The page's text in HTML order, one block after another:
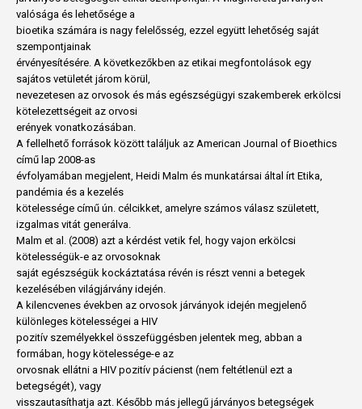
valósága és lehetősége a
bioetika számára is nagy felelősség, ezzel együtt lehetőség saját
szempontjainak
érvényesítésére. A következőkben az etikai megfontolások egy
sajátos vetületét járom körül,
nevezetesen az orvosok és más egészségügyi szakemberek erkölcsi
kötelezettségeit az orvosi
erények vonatkozásában.
A fellelhető források között találjuk az American Journal of Bioethics
című lap 2008-as
évfolyamában megjelent, Heidi Malm és munkatársai által írt Etika,
pandémia és a kezelés
kötelessége című ún. célcikket, amelyre számos válasz született,
izgalmas vitát generálva.
Malm et al. (2008) azt a kérdést vetik fel, hogy vajon erkölcsi
kötelességük-e az orvosoknak
saját egészségük kockáztatása révén is részt venni a betegek
kezelésében világjárvány idején.
A kilencvenes években az orvosok járványok idején megjelenő
különleges kötelességei a HIV
pozitív személyekkel összefüggésben jelentek meg, abban a
formában, hogy kötelessége-e az
orvosnak ellátni a HIV pozitív pácienst (nem feltétlenül ezt a
betegségét), vagy
visszautasíthatja azt. Később más jellegű járványos betegségek